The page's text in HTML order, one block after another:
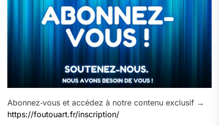
Abonnez‑vous et accédez à notre contenu exclusif →
https://foutouart.fr/inscription/